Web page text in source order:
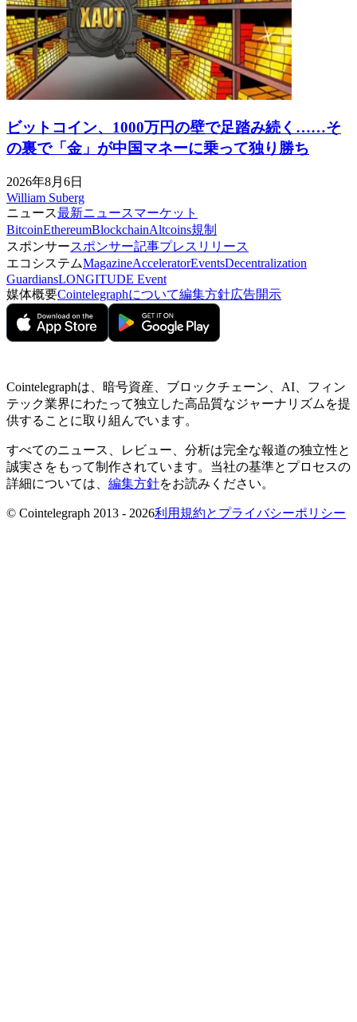
ビットコイン、1000万円の壁で足踏み続く……そ
の裏で「金」が中国マネーに乗って独り勝ち
2026年8月6日
William Suberg
ニュース最新ニュースマーケット
BitcoinEthereumBlockchainAltcoins規制
スポンサースポンサー記事プレスリリース
エコシステムMagazineAcceleratorEventsDecentralization
GuardiansLONGITUDE Event
媒体概要Cointelegraphについて編集方針広告開示
Cointelegraphは、暗号資産、ブロックチェーン、AI、フィン
テック業界にわたって独立した高品質なジャーナリズムを提
供することに取り組んでいます。
すべてのニュース、レビュー、分析は完全な報道の独立性と
誠実さをもって制作されています。当社の基準とプロセスの
詳細については、 編集方針をお読みください。
© Cointelegraph 2013 - 2026利用規約とプライバシーポリシー